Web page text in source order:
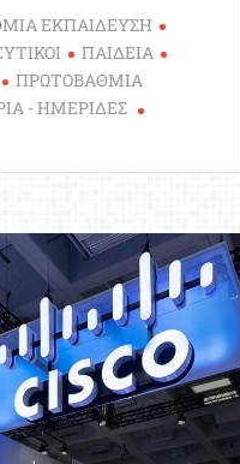
ΕΚΠΑΙΔΕΥΣΗ
ΠΑΙΔΕΙΑ
ΠΡΩΤΟΒΑΘΜΙΑ
- ΗΜΕΡΙΔΕΣ